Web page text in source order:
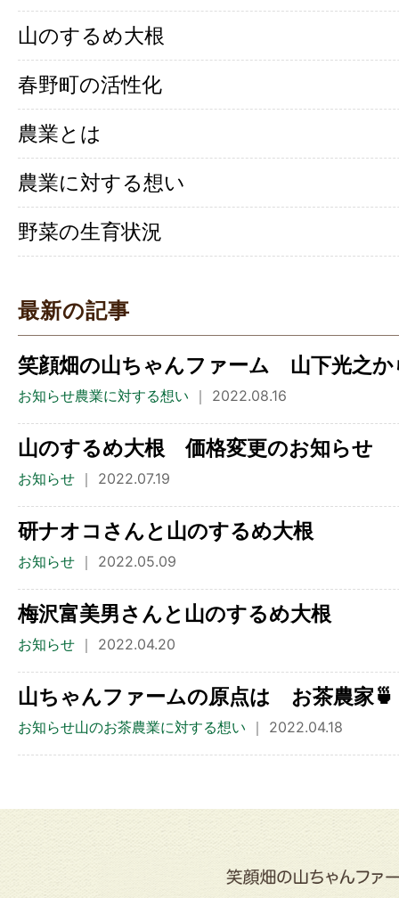
山のするめ大根
春野町の活性化
農業とは
農業に対する想い
野菜の生育状況
最新の記事
笑顔畑の山ちゃんファーム 山下光之か
お知らせ農業に対する想い ｜ 2022.08.16
山のするめ大根 価格変更のお知らせ
お知らせ ｜ 2022.07.19
研ナオコさんと山のするめ大根
お知らせ ｜ 2022.05.09
梅沢富美男さんと山のするめ大根
お知らせ ｜ 2022.04.20
山ちゃんファームの原点は お茶農家🍵
お知らせ山のお茶農業に対する想い ｜ 2022.04.18